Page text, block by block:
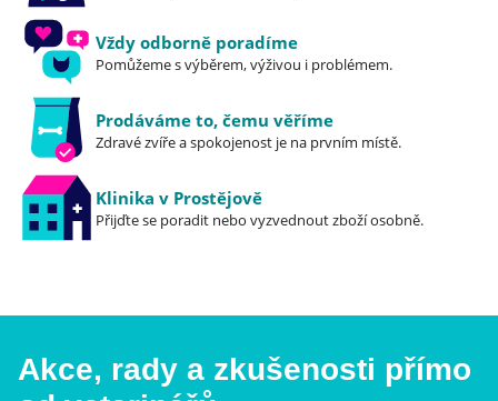
pH moči.
Struvitová urolitiáza je pouze jedním z typů
urolitiáz vyskytují­cích se u koček.
Přesná identifikace jednotlivých typů urolitiázy je
primárním předpokladem pro zavedení
dietologických opatře­ní, protože každá z nich
vyžaduje rozdílný dietologický postup a volbu
jiného krmiva. (hledejte v sekci SPECIFIC -
vhodná i pro zdravé dospělé kočky s mírně
zvýšenými nároky na energetický obsah
Vždy odborně poradíme
Pomůžeme s výběrem, výživou i problémem.
Prodáváme to, čemu věříme
Zdravé zvíře a spokojenost je na prvním místě.
Klinika v Prostějově
Přijďte se poradit nebo vyzvednout zboží osobně.
Akce, rady a zkušenosti přímo